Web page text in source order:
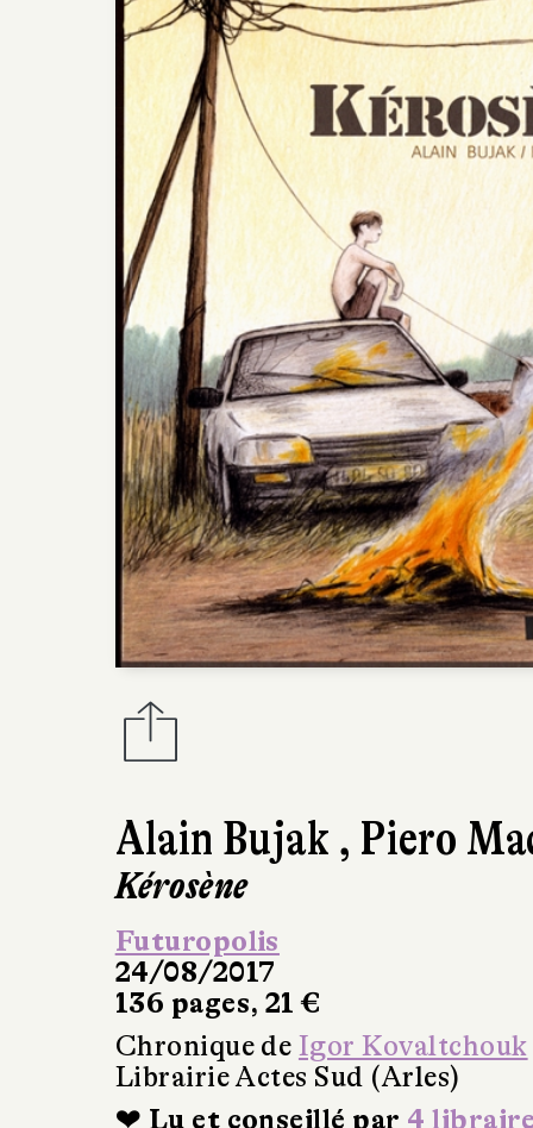
Alain Bujak , Piero
Kérosène
Futuropolis
24/08/2017
136 pages, 21 €
Chronique de Igor Kovaltchouk
Librairie Actes Sud (Arles)
❤ Lu et conseillé par 4